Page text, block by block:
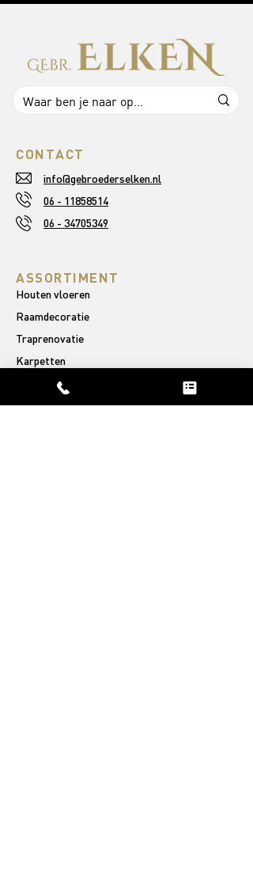
CONTACT
info@gebroederselken.nl
06 - 11858514
06 - 34705349
ASSORTIMENT
Houten vloeren
Raamdecoratie
Traprenovatie
Karpetten
OVER ONS